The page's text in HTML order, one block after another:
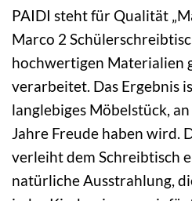
PAIDI steht für Qualität
Marco 2
hochwertigen Materialien
verarbeitet. Das Ergebnis
langlebiges Möbelstück,
Jahre Freude haben wird.
verleiht dem Schreibtisch
natürliche Ausstrahlung,